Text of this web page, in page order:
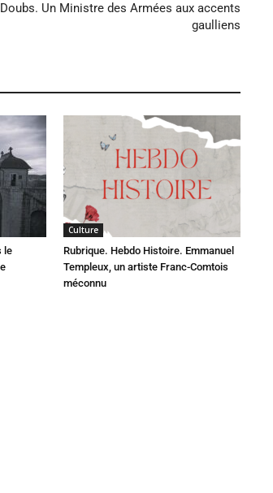
Doubs. Un Ministre des Armées aux accents
gaulliens
le
Culture
Rubrique. Hebdo Histoire. Emmanuel
Templeux, un artiste Franc-Comtois
méconnu